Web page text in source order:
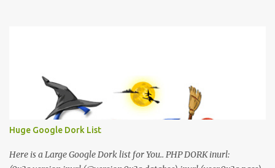
Huge Google Dork List
Here is a Large Google Dork list for You.. PHP DORK inurl: